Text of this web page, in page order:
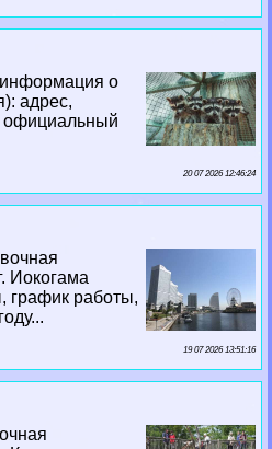
о
адрес,
официальный
20 07 2026 12:46:24
Иокогама
график работы,
19 07 2026 13:51:16